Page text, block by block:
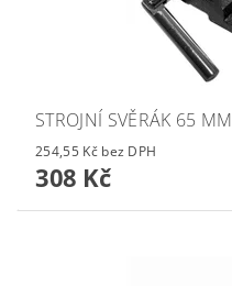
STROJNÍ SVĚRÁK 65 MM
254,55 Kč bez DPH
308 Kč